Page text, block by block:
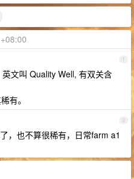
1
文叫 Quality Well, 有双关含
有。
2
，也不算很稀有，日常farm a1